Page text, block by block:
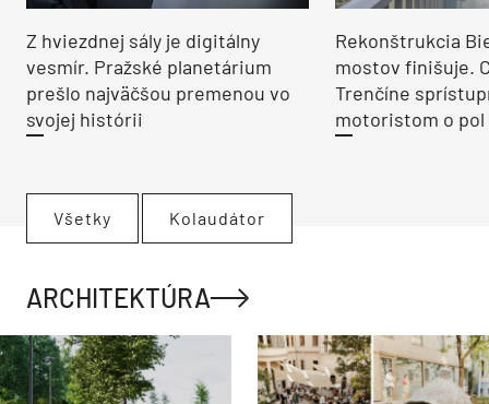
Z hviezdnej sály je digitálny
vesmír. Pražské planetárium
prešlo najväčšou premenou vo
svojej histórii
Rekonštrukcia
mostov finišuje.
Trenčíne
motoristom o pol
Všetky Kolaudátor
ARCHITEKTÚRA